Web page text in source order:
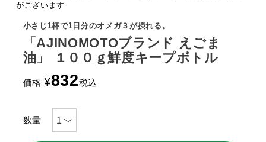
がございます
小さじ1杯で1日分のオメガ３が摂れる。
「AJINOMOTOブランド えごま
油」 １００ｇ鮮度キープボトル
価格 ¥832税込